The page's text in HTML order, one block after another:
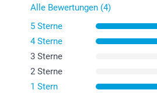
Alle Bewertungen (4)
5 Sterne
4 Sterne
3 Sterne
2 Sterne
1 Stern